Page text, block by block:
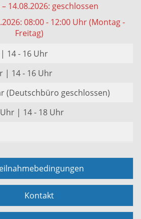
14.08.2026: geschlossen
08:00 - 12:00 Uhr (Montag -
Freitag)
14 - 16 Uhr
| 14 - 16 Uhr
(Deutschbüro geschlossen)
| 14 - 18 Uhr
Kontakt